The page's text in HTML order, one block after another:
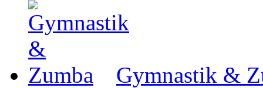
Gymnastik &